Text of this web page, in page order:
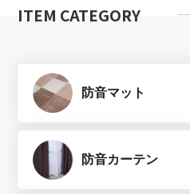
ITEM CATEGORY
防音マット
防音カーテン